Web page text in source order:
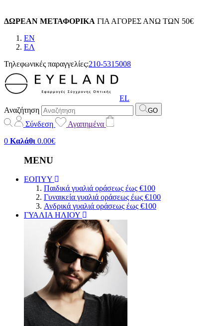
ΔΩΡΕΑΝ ΜΕΤΑΦΟΡΙΚΑ ΓΙΑ ΑΓΟΡΕΣ ΑΝΩ ΤΩΝ 50€
EN
EΛ
Τηλεφωνικές παραγγελίες:210-5315008
EL
Αναζήτηση
GO
Σύνδεση
Αγαπημένα
0 Καλάθι 0.00€
MENU
ΕΟΠΥΥ
Παιδικά γυαλιά οράσεως έως €100
Γυναικεία γυαλιά οράσεως έως €100
Ανδρικά γυαλιά οράσεως έως €100
ΓΥΑΛΙΑ ΗΛΙΟΥ